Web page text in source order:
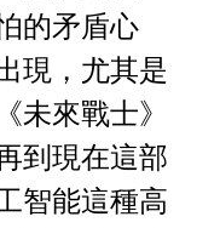
的矛盾心
現，尤其是
未來戰士》
到現在這部
智能這種高